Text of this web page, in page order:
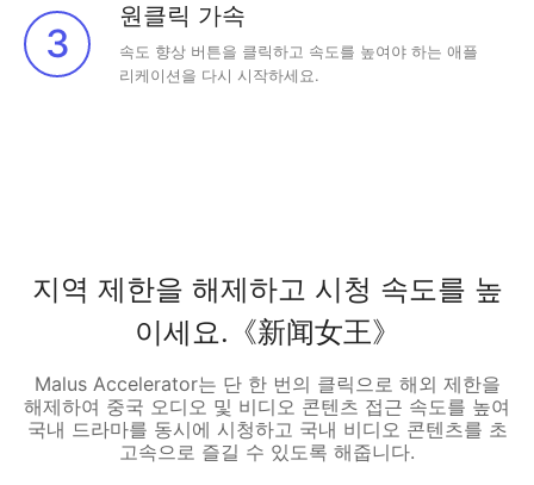
3
원클릭 가속
속도 향상 버튼을 클릭하고 속도를 높여야 하는 애플
리케이션을 다시 시작하세요.
지역 제한을 해제하고 시청 속도를 높
이세요.《新闻女王》
Malus Accelerator는 단 한 번의 클릭으로 해외 제한을
해제하여 중국 오디오 및 비디오 콘텐츠 접근 속도를 높여
국내 드라마를 동시에 시청하고 국내 비디오 콘텐츠를 초
고속으로 즐길 수 있도록 해줍니다.